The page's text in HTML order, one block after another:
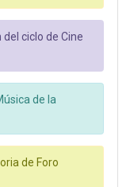
ciclo de Cine
de la
de Foro